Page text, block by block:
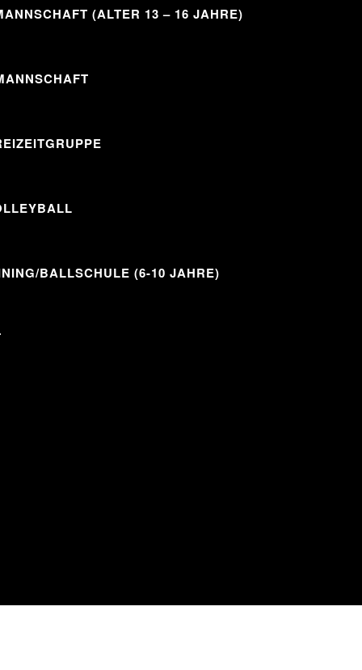
(ALTER 13 – 16 JAHRE)
BALLSCHULE (6-10 JAHRE)